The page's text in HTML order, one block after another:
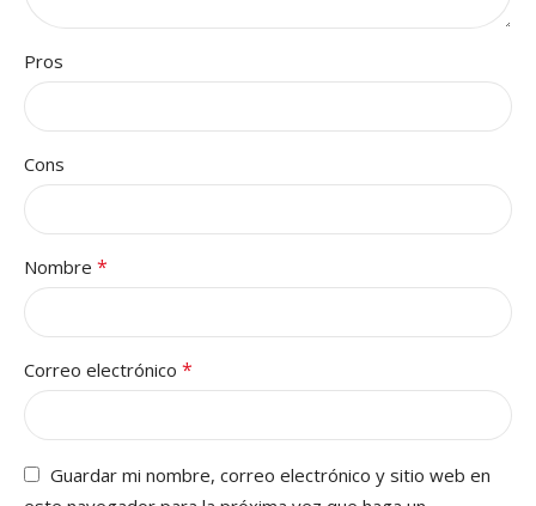
Pros
Cons
Nombre *
Correo electrónico *
Guardar mi nombre, correo electrónico y sitio web en